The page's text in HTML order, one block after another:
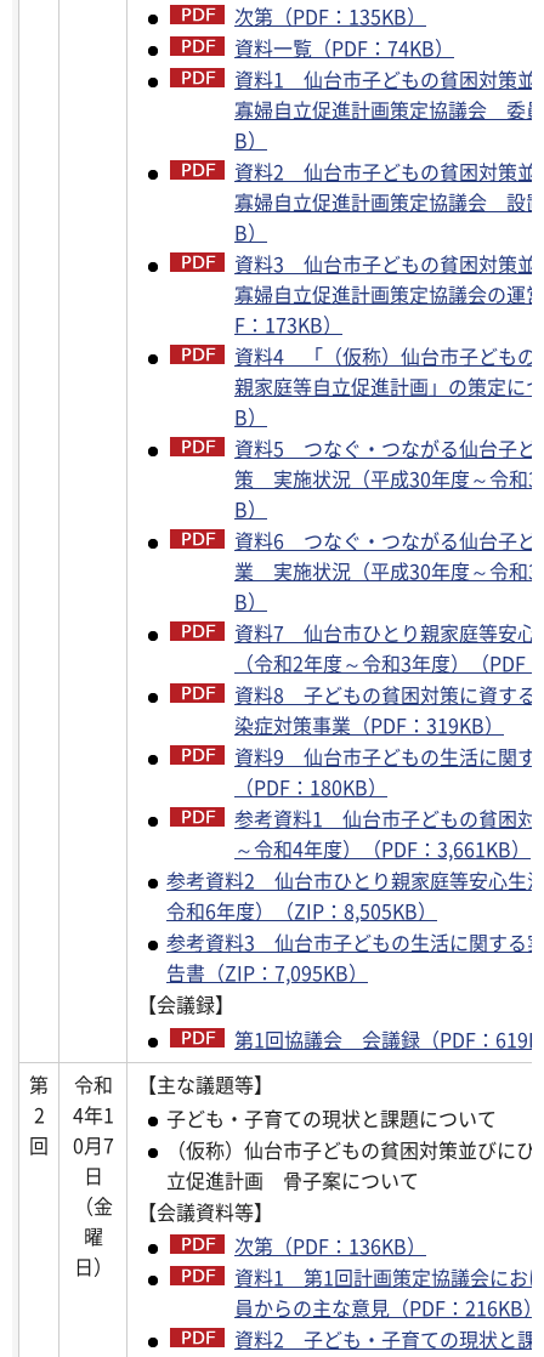
次第（PDF：135KB）
資料一覧（PDF：74KB）
資料1 仙台市子どもの貧困対策並
寡婦自立促進計画策定協議会 委
B）
資料2 仙台市子どもの貧困対策並
寡婦自立促進計画策定協議会 設
B）
資料3 仙台市子どもの貧困対策並
寡婦自立促進計画策定協議会の運
F：173KB）
資料4 「（仮称）仙台市子どもの
親家庭等自立促進計画」の策定に
B）
資料5 つなぐ・つながる仙台子
策 実施状況（平成30年度～令和3
B）
資料6 つなぐ・つながる仙台子
業 実施状況（平成30年度～令和3
B）
資料7 仙台市ひとり親家庭等安
（令和2年度～令和3年度）（PDF
資料8 子どもの貧困対策に資する
染症対策事業（PDF：319KB）
資料9 仙台市子どもの生活に関す
（PDF：180KB）
参考資料1 仙台市子どもの貧困対
～令和4年度）（PDF：3,661KB）
参考資料2 仙台市ひとり親家庭等安心生
令和6年度）（ZIP：8,505KB）
参考資料3 仙台市子どもの生活に関する
告書（ZIP：7,095KB）
【会議録】
第1回協議会 会議録（PDF：
第
2
回
令和
4年1
0月7
日
（金
曜
日）
【主な議題等】
子ども・子育ての現状と課題について
（仮称）仙台市子どもの貧困対策並びに
立促進計画 骨子案について
【会議資料等】
次第（PDF：136KB）
資料1 第1回計画策定協議会にお
員からの主な意見（PDF：216KB）
資料2 子ども・子育ての現状と課